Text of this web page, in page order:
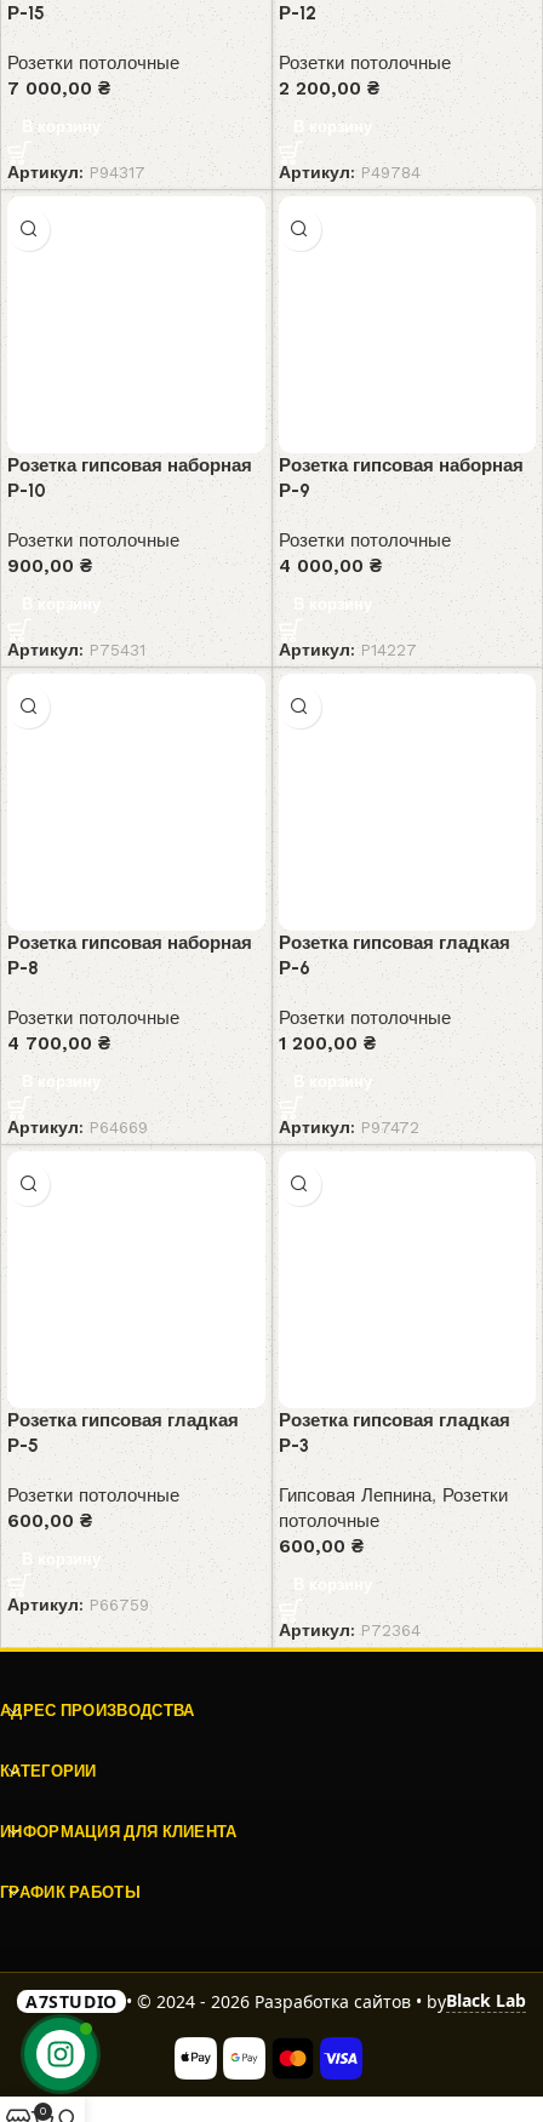
Р-15
Розетки потолочные
7 000,00₴
В корзину
Артикул: P94317
Р-12
Розетки потолочные
2 200,00 ₴
В корзину
Артикул: P49784
Розетка гипсовая наборная
Р-10
Розетки потолочные
900,00₴
В корзину
Артикул: P75431
Розетка гипсовая наборная
Р-9
Розетки потолочные
4 000,00₴
В корзину
Артикул:P14227
Розетка гипсовая наборная
Р-8
Розетки потолочные
4 700,00₴
В корзину
Артикул:P64669
Розетка гипсовая гладкая
Р-6
Розетки потолочные
1 200,00 ₴
В корзину
Артикул:P97472
Розетка гипсовая гладкая
Р-5
Розетки потолочные
600,00₴
В корзину
Артикул: P66759
Розетка гипсовая гладкая
Р-3
Гипсовая Лепнина,Розетки
потолочные
600,00₴
В корзину
Артикул:P72364
АДРЕС ПРОИЗВОДСТВА
КАТЕГОРИИ
ИНФОРМАЦИЯ ДЛЯ КЛИЕНТА
ГРАФИК РАБОТЫ
A7STUDIO • © 2024 - 2026 Разработка сайтов • byBlack Lab
0